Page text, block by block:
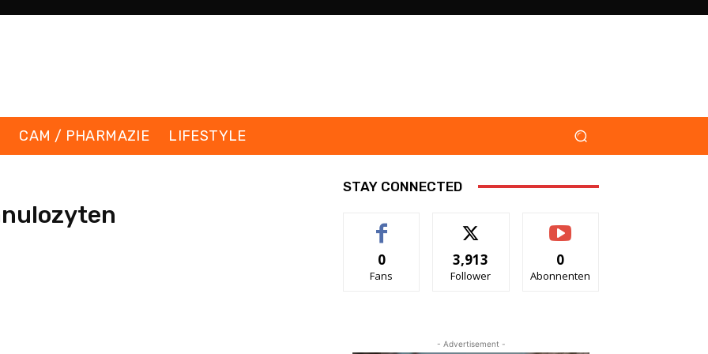
CAM / PHARMAZIE LIFESTYLE
STAY CONNECTED
0
Fans
3,913
Follower
0
Abonnenten
- Advertisement -